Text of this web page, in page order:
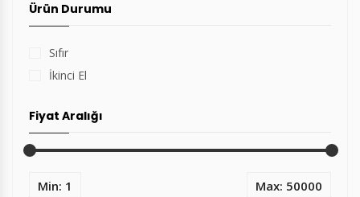
Ürün Durumu
Sıfır
İkinci El
Fiyat Aralığı
Min: 1 Max: 50000